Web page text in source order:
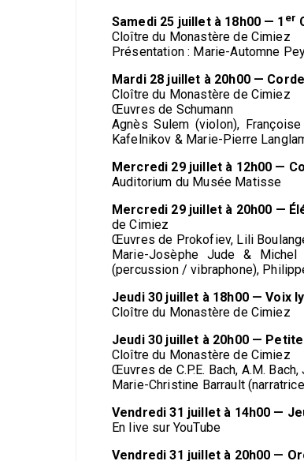
Samedi 25 juillet à 18h00 — 1 er
Cloître du Monastère de Cimiez
Présentation : Marie-Automne
Mardi 28 juillet à 20h00 —
Cloître du Monastère de Cimiez
Œuvres de Schumann
Agnès Sulem (violon),
Kafelnikov & Marie-Pierre
Mercredi 29 juillet à 12h00 —
Auditorium du Musée Matisse
Mercredi 29 juillet à 20h00 —
de Cimiez
Œuvres de Prokofiev, Lili
Marie-Josèphe Jude &
(percussion / vibraphone),
Jeudi 30 juillet à 18h00 — Voix
Cloître du Monastère de Cimiez
Jeudi 30 juillet à 20h00 —
Cloître du Monastère de Cimiez
Œuvres de C.P.E. Bach, A.M. Bach,
Marie-Christine Barrault
Vendredi 31 juillet à 14h00 —
En live sur YouTube
Vendredi 31 juillet à 20h00 —